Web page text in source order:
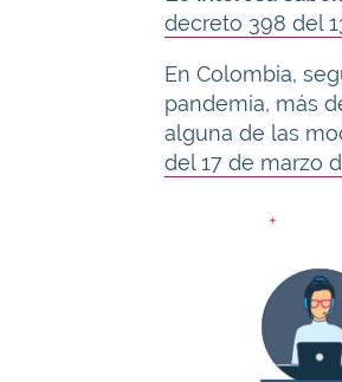
decreto 398 del
En Colombia,
pandemia, más
alguna de las
del 17 de marzo